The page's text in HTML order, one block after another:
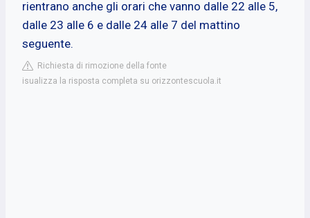
rientrano anche gli orari che vanno dalle 22 alle 5,
dalle 23 alle 6 e dalle 24 alle 7 del mattino
seguente.
Richiesta di rimozione della fonte
isualizza la risposta completa su orizzontescuola.it